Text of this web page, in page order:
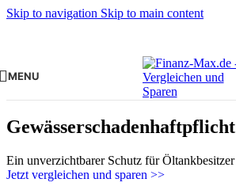
Skip to navigation Skip to main content
MENU
Gewässerschadenhaftpflicht
Ein unverzichtbarer Schutz für Öltankbesitzer
Jetzt vergleichen und sparen >>